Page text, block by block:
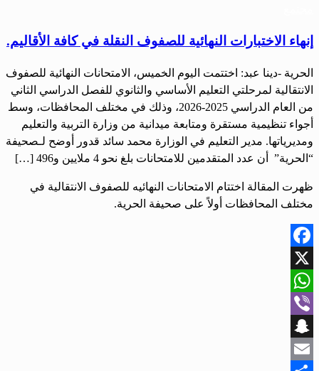
إنهاء الاختبارات النهائية للصفوف النقلة في كافة الأقاليم.
الحرية -دينا عبد: اختتمت اليوم الخميس، الامتحانات النهائية للصفوف
الانتقالية ‏لمرحلتي التعليم الأساسي والثانوي للفصل الدراسي الثاني
من العام الدراسي 2025-2026، وذلك في مختلف المحافظات، وسط
أجواء تنظيمية مستقرة ومتابعة ميدانية من وزارة التربية والتعليم
ومديرياتها. مدير التعليم في الوزارة محمد سائد قدور أوضح لـصحيفة
“الحرية” أن عدد المتقدمين للامتحانات بلغ نحو 4 ملايين و496 […]
ظهرت المقالة اختتام الامتحانات النهائيه للصفوف الانتقالية في
مختلف المحافظات أولاً على صحيفة الحرية.
Facebook
X
WhatsApp
Viber
Snapchat